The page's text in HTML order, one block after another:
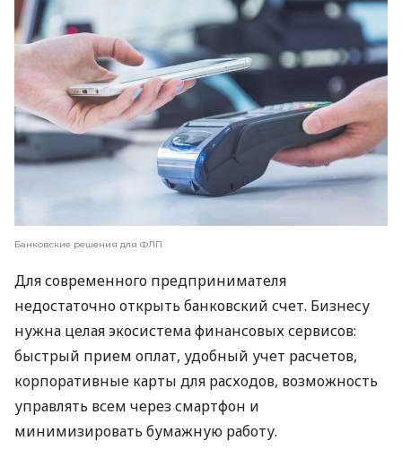
Банковские решения для ФЛП
Для современного предпринимателя
недостаточно открыть банковский счет. Бизнесу
нужна целая экосистема финансовых сервисов:
быстрый прием оплат, удобный учет расчетов,
корпоративные карты для расходов, возможность
управлять всем через смартфон и
минимизировать бумажную работу.